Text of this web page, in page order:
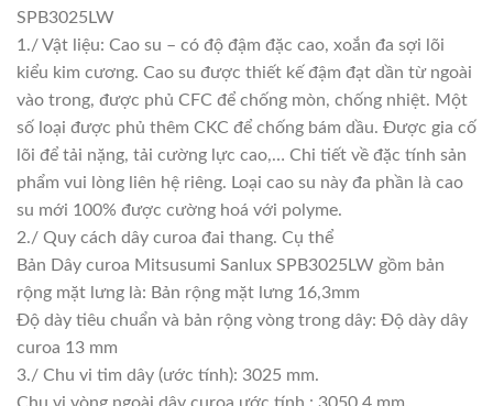
SPB3025LW
1./ Vật liệu: Cao su – có độ đậm đặc cao, xoắn đa sợi lõi
kiểu kim cương. Cao su được thiết kế đậm đạt dần từ ngoài
vào trong, được phủ CFC để chống mòn, chống nhiệt. Một
số loại được phủ thêm CKC để chống bám dầu. Được gia cố
lõi để tải nặng, tải cường lực cao,… Chi tiết về đặc tính sản
phẩm vui lòng liên hệ riêng. Loại cao su này đa phần là cao
su mới 100% được cường hoá với polyme.
2./ Quy cách dây curoa đai thang. Cụ thể
Bản Dây curoa Mitsusumi Sanlux SPB3025LW gồm bản
rộng mặt lưng là: Bản rộng mặt lưng 16,3mm
Độ dày tiêu chuẩn và bản rộng vòng trong dây: Độ dày dây
curoa 13 mm
3./ Chu vi tim dây (ước tính): 3025 mm.
Chu vi vòng ngoài dây curoa ước tính : 3050,4 mm.